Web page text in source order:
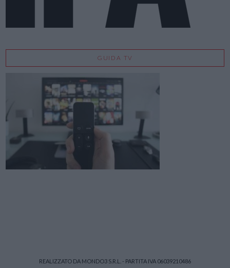
GUIDA TV
REALIZZATO DA MONDO3 S.R.L. - PARTITA IVA 06039210486